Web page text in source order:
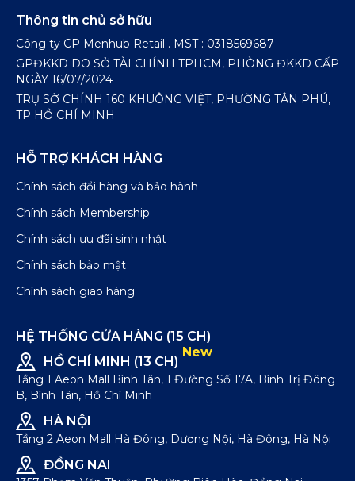
Thông tin chủ sở hữu
Công ty CP Menhub Retail . MST : 0318569687
GPĐKKD DO SỞ TÀI CHÍNH TPHCM, PHÒNG ĐKKD CẤP
NGÀY 16/07/2024
TRỤ SỞ CHÍNH 160 KHUÔNG VIỆT, PHƯỜNG TÂN PHÚ,
TP HỒ CHÍ MINH
HỖ TRỢ KHÁCH HÀNG
Chính sách đổi hàng và bảo hành
Chính sách Membership
Chính sách ưu đãi sinh nhật
Chính sách bảo mật
Chính sách giao hàng
HỆ THỐNG CỬA HÀNG (15 CH)
HỒ CHÍ MINH (13 CH)
New
Tầng 1 Aeon Mall Bình Tân, 1 Đường Số 17A, Bình Trị Đông
B, Bình Tân, Hồ Chí Minh
HÀ NỘI
Tầng 2 Aeon Mall Hà Đông, Dương Nội, Hà Đông, Hà Nội
ĐỒNG NAI